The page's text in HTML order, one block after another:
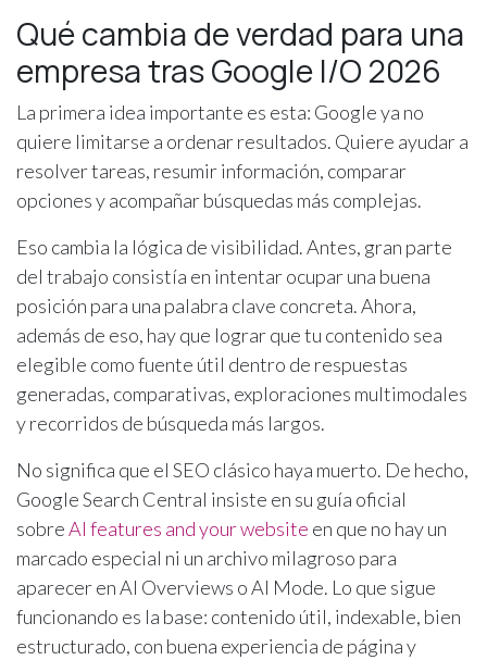
Qué cambia de verdad para una
empresa tras Google I/O 2026
La primera idea importante es esta: Google ya no
quiere limitarse a ordenar resultados. Quiere ayudar a
resolver tareas, resumir información, comparar
opciones y acompañar búsquedas más complejas.
Eso cambia la lógica de visibilidad. Antes, gran parte
del trabajo consistía en intentar ocupar una buena
posición para una palabra clave concreta. Ahora,
además de eso, hay que lograr que tu contenido sea
elegible como fuente útil dentro de respuestas
generadas, comparativas, exploraciones multimodales
y recorridos de búsqueda más largos.
No significa que el SEO clásico haya muerto. De hecho,
Google Search Central insiste en su guía oficial
sobreAI features and your website en que no hay un
marcado especial ni un archivo milagroso para
aparecer en AI Overviews o AI Mode. Lo que sigue
funcionando es la base: contenido útil, indexable, bien
estructurado, con buena experiencia de página y